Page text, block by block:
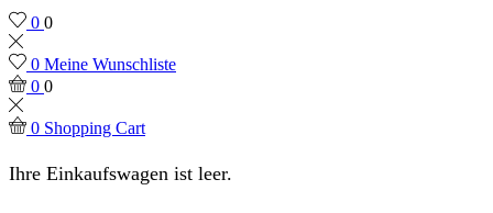
0 0
0 Meine Wunschliste
0 0
0 Shopping Cart
Ihre Einkaufswagen ist leer.